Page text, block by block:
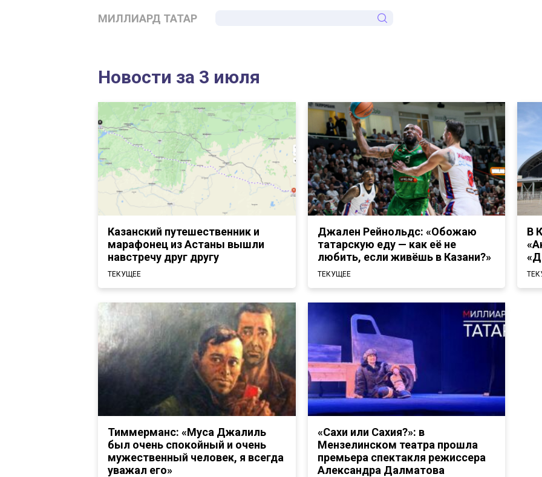
МИЛЛИАРД ТАТАР
Новости за 3 июля
Казанский путешественник и
марафонец из Астаны вышли
навстречу друг другу
ТЕКУЩЕЕ
Джален Рейнольдс: «Обожаю
татарскую еду — как её не
любить, если живёшь в Казани?»
ТЕКУЩЕЕ
В
Тиммерманс: «Муса Джалиль
был очень спокойный и очень
мужественный человек, я всегда
уважал его»
«Сахи или Сахия?»: в
Мензелинском театра прошла
премьера спектакля режиссера
Александра Далматова